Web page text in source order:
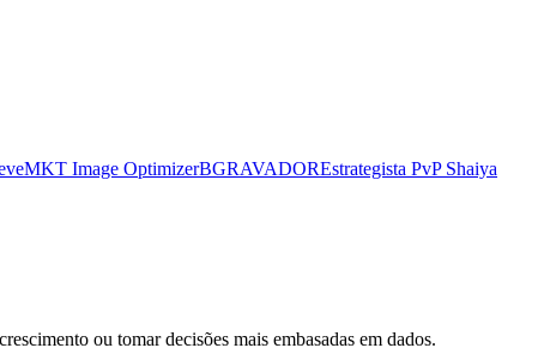
MKT Image OptimizerBGRAVADOREstrategista PvP Shaiya
ou tomar decisões mais embasadas em dados.